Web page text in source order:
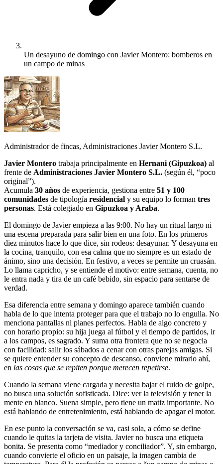
Un desayuno de domingo con Javier Montero: bomberos en
un campo de minas
Administrador de fincas, Administraciones Javier Montero S.L.
Javier Montero trabaja principalmente en Hernani (Gipuzkoa) al
frente de Administraciones Javier Montero S.L. (según él, “poco
original”).
Acumula 30 años de experiencia, gestiona entre 51 y 100
comunidades de tipología residencial y su equipo lo forman tres
personas. Está colegiado en Gipuzkoa y Araba.
El domingo de Javier empieza a las 9:00. No hay un ritual largo ni
una escena preparada para salir bien en una foto. En los primeros
diez minutos hace lo que dice, sin rodeos: desayunar. Y desayuna en
la cocina, tranquilo, con esa calma que no siempre es un estado de
ánimo, sino una decisión. En festivo, a veces se permite un cruasán.
Lo llama capricho, y se entiende el motivo: entre semana, cuenta, no
le entra nada y tira de un café bebido, sin espacio para sentarse de
verdad.
Esa diferencia entre semana y domingo aparece también cuando
habla de lo que intenta proteger para que el trabajo no lo engulla. No
menciona pantallas ni planes perfectos. Habla de algo concreto y
con horario propio: su hija juega al fútbol y el tiempo de partidos, ir
a los campos, es sagrado. Y suma otra frontera que no se negocia
con facilidad: salir los sábados a cenar con otras parejas amigas. Si
se quiere entender su concepto de descanso, conviene mirarlo ahí,
en las cosas que se repiten porque merecen repetirse.
Cuando la semana viene cargada y necesita bajar el ruido de golpe,
no busca una solución sofisticada. Dice: ver la televisión y tener la
mente en blanco. Suena simple, pero tiene un matiz importante. No
está hablando de entretenimiento, está hablando de apagar el motor.
En ese punto la conversación se va, casi sola, a cómo se define
cuando le quitas la tarjeta de visita. Javier no busca una etiqueta
bonita. Se presenta como “mediador y conciliador”. Y, sin embargo,
cuando convierte el oficio en un paisaje, la imagen cambia de